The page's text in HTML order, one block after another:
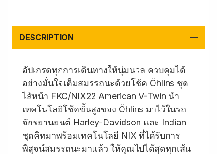
DESCRIPTION
อัปเกรดทุกการเดินทางให้นุ่มนวล ควบคุมได้
อย่างมั่นใจเต็มสมรรถนะด้วยโช้ค Öhlins ชุด
ไส้หน้า FKC/NIX22 American V-Twin นำ
เทคโนโลยีโช้คขั้นสูงของ Öhlins มาไว้ในรถ
จักรยานยนต์ Harley-Davidson และ Indian
ชุดคิทมาพร้อมเทคโนโลยี NIX ที่ได้รับการ
พิสูจน์สมรรถนะมาแล้ว ให้คุณไปได้สุดทุกเส้น